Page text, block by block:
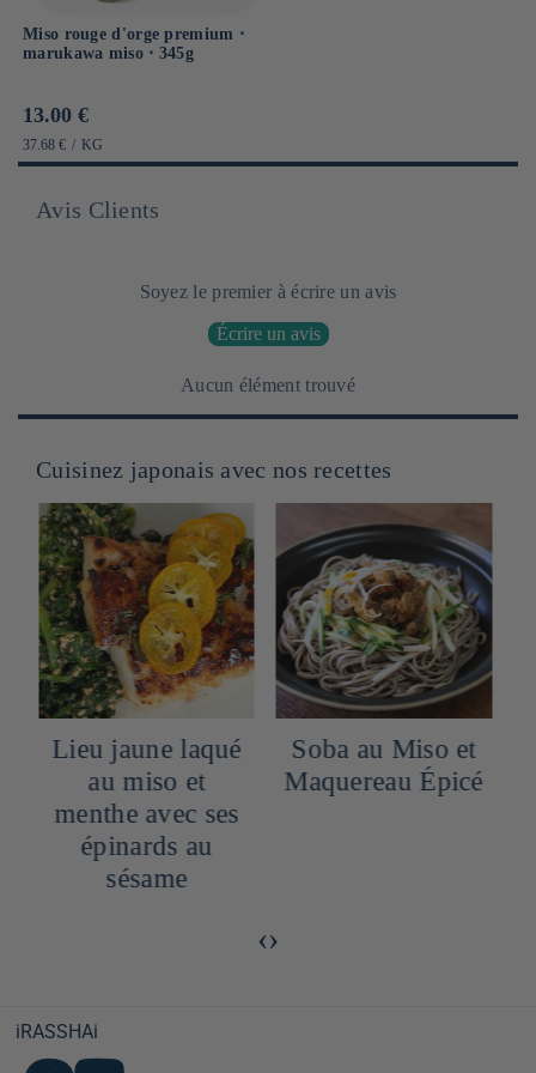
Miso rouge d'orge premium ⋅
marukawa miso ⋅ 345g
Prix
habituel
13.00 €
PRIX
UNITAIRE
37.68 € / PAR
KG
Avis Clients
Soyez le premier à écrire un avis
Écrire un avis
Aucun élément trouvé
Cuisinez japonais avec nos recettes
Lieu jaune laqué
au miso et
menthe avec ses
épinards au
sésame
Soba au Miso et
Maquereau Épicé
‹›
iRASSHAi